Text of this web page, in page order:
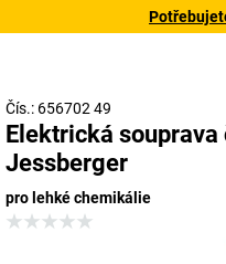
Potřebujete
Čís.: 656702 49
Elektrická
Jessberger
pro lehké chemikálie